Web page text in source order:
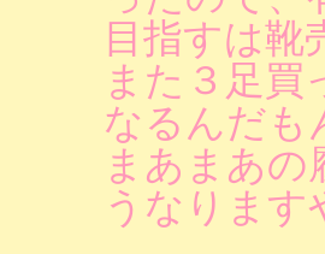
目指すは靴
また３足買
なるんだも
まあまあ
うなります